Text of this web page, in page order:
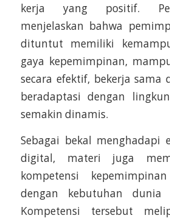
kerja yang positif.
menjelaskan bahwa
dituntut memiliki
gaya kepemimpinan,
secara efektif, bekerja sama
beradaptasi dengan
semakin dinamis.
Sebagai bekal menghadapi
digital, materi juga
kompetensi
dengan kebutuhan
Kompetensi tersebut